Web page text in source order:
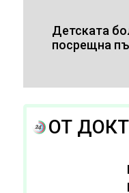
Детската
посрещна
ОТ